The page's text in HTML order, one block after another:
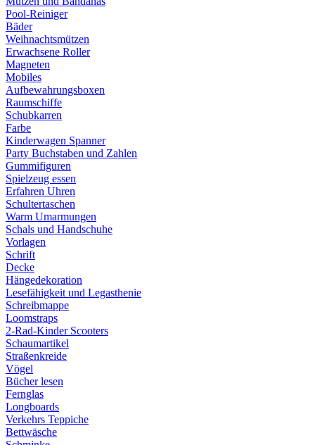
Pool-Reiniger
Bäder
Weihnachtsmützen
Erwachsene Roller
Magneten
Mobiles
Aufbewahrungsboxen
Raumschiffe
Schubkarren
Farbe
Kinderwagen Spanner
Party Buchstaben und Zahlen
Gummifiguren
Spielzeug essen
Erfahren Uhren
Schultertaschen
Warm Umarmungen
Schals und Handschuhe
Vorlagen
Schrift
Decke
Hängedekoration
Lesefähigkeit und Legasthenie
Schreibmappe
Loomstraps
2-Rad-Kinder Scooters
Schaumartikel
Straßenkreide
Vögel
Bücher lesen
Fernglas
Longboards
Verkehrs Teppiche
Bettwäsche